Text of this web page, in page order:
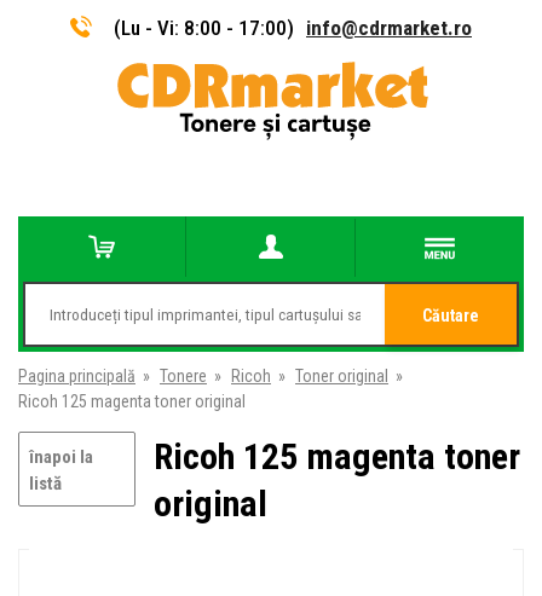
(Lu - Vi: 8:00 - 17:00) info@cdrmarket.ro
Căutare
Pagina principală » Tonere » Ricoh » Toner original
»
Ricoh 125 magenta toner original
înapoi la
listă
Ricoh 125 magenta toner
original